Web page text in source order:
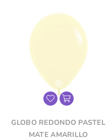
GLOBO REDONDO PASTEL
MATE AMARILLO